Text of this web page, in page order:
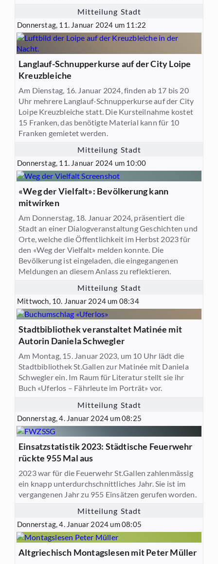
Mitteilung Stadt
Donnerstag, 11. Januar 2024 um 11:22
Langlauf-Schnupperkurse auf der City Loipe
Kreuzbleiche
Am Dienstag, 16. Januar 2024, finden ab 17 bis 20
Uhr mehrere Langlauf-Schnupperkurse auf der City
Loipe Kreuzbleiche statt. Die Kursteilnahme kostet
15 Franken, das benötigte Material kann für 10
Franken gemietet werden.
Mitteilung Stadt
Donnerstag, 11. Januar 2024 um 10:00
«Weg der Vielfalt»: Bevölkerung kann
mitwirken
Am Donnerstag, 18. Januar 2024, präsentiert die
Stadt an einer Dialogveranstaltung Geschichten und
Orte, welche die Öffentlichkeit im Herbst 2023 für
den «Weg der Vielfalt» melden konnte. Die
Bevölkerung ist eingeladen, die eingegangenen
Meldungen an diesem Anlass zu reflektieren.
Mitteilung Stadt
Mittwoch, 10. Januar 2024 um 08:34
Stadtbibliothek veranstaltet Matinée mit
Autorin Daniela Schwegler
Am Montag, 15. Januar 2023, um 10 Uhr lädt die
Stadtbibliothek St.Gallen zur Matinée mit Daniela
Schwegler ein. Im Raum für Literatur stellt sie ihr
Buch «Uferlos – Fährleute im Porträt» vor.
Mitteilung Stadt
Donnerstag, 4. Januar 2024 um 08:25
Einsatzstatistik 2023: Städtische Feuerwehr
rückte 955 Mal aus
2023 war für die Feuerwehr St.Gallen zahlenmässig
ein knapp unterdurchschnittliches Jahr. Sie ist im
vergangenen Jahr zu 955 Einsätzen gerufen worden.
Mitteilung Stadt
Donnerstag, 4. Januar 2024 um 08:05
Altgriechisch Montagslesen mit Peter Müller